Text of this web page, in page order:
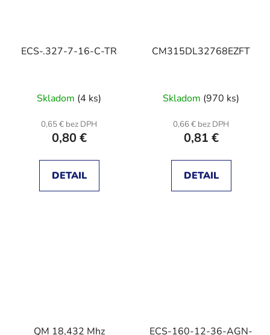
ECS-.327-7-16-C-TR
Skladom (4 ks)
0,65 € bez DPH
0,80 €
DETAIL
CM315DL32768EZFT
Skladom (970 ks)
0,66 € bez DPH
0,81 €
DETAIL
QM 18,432 Mhz ECS-160-12-36-AGN-